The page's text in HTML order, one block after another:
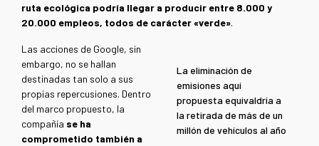
ruta ecológica podría llegar a producir entre 8.000 y
20.000 empleos, todos de carácter «verde».
La eliminación de
emisiones aquí
propuesta equivaldría a
la retirada de más de un
millón de vehículos al año
Las acciones de Google, sin
embargo, no se hallan
destinadas tan solo a sus
propias repercusiones. Dentro
del marco propuesto, la
compañía se ha
comprometido también a